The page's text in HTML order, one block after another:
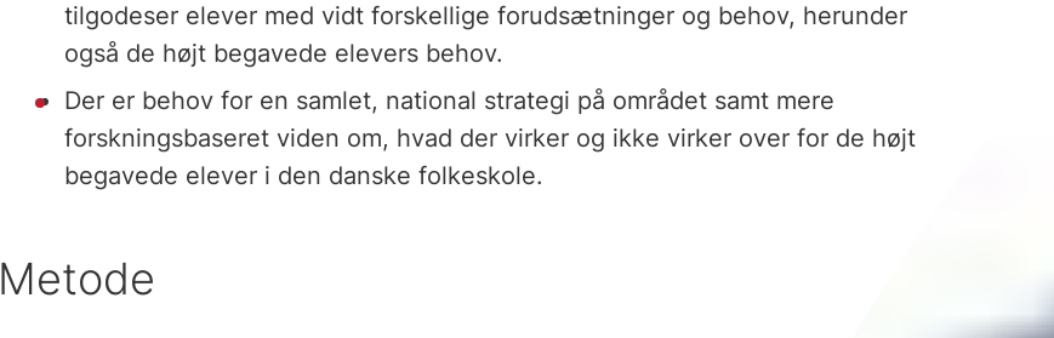
tilgodeser elever med vidt forskellige forudsætninger og behov, herunder
også de højt begavede elevers behov.
Der er behov for en samlet, national strategi på området samt mere
forskningsbaseret viden om, hvad der virker og ikke virker over for de højt
begavede elever i den danske folkeskole.
Metode